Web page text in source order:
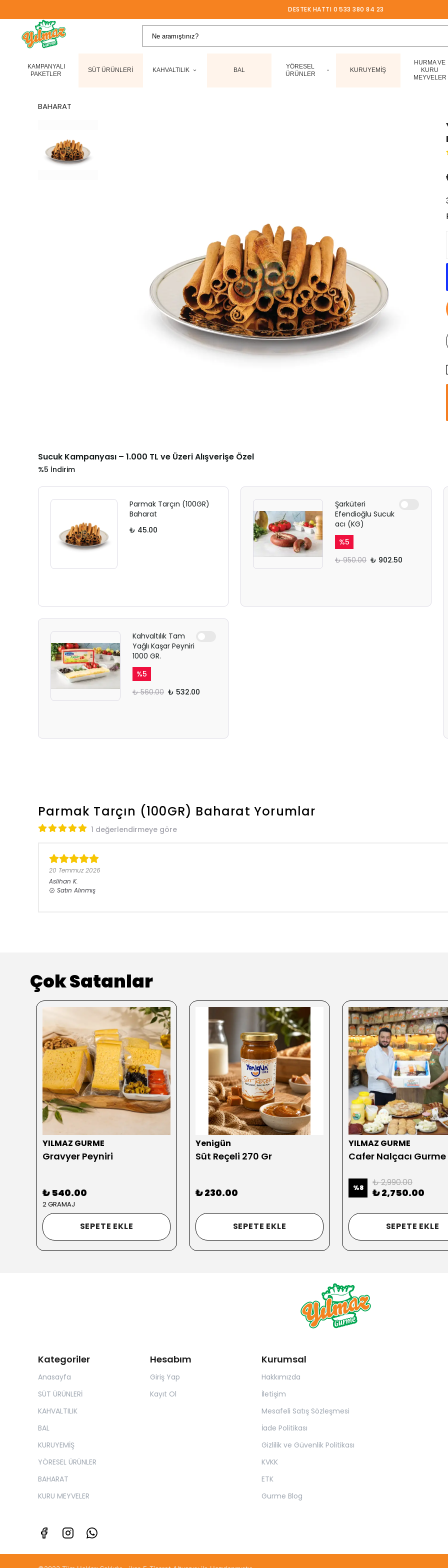
DESTEK HATTI 0 533 380 84 23
KAMPANYALI
PAKETLER
SÜT ÜRÜNLERİ KAHVALTILIK BAL
YÖRESEL
ÜRÜNLER
KURUYEMİŞ
HURMA VE
KURU
MEYVELER
BAHARAT
Sucuk Kampanyası – 1.000 TL ve Üzeri Alışverişe Özel
%5 İndirim
Parmak Tarçın (100GR)
Baharat
₺ 45.00
Şarküteri
Efendioğlu Sucuk
acı (KG)
%5
₺ 950.00 ₺ 902.50
Kahvaltılık Tam
Yağlı Kaşar Peyniri
1000 GR.
%5
₺ 560.00 ₺ 532.00
Parmak Tarçın (100GR) Baharat Yorumlar
1 değerlendirmeye göre
20 Temmuz 2026
Aslihan K.
Satın Alınmış
Çok Satanlar
YILMAZ GURME
Gravyer Peyniri
₺ 540.00
2 GRAMAJ
SEPETE EKLE
Yenigün
Süt Reçeli 270 Gr
₺ 230.00
SEPETE EKLE
YILMAZ GURME
Cafer Nalçacı
%8 ₺ 2,990.00
₺ 2,750.00
SEPETE EKLE
Kategoriler
Anasayfa
SÜT ÜRÜNLERİ
KAHVALTILIK
BAL
KURUYEMİŞ
YÖRESEL ÜRÜNLER
BAHARAT
KURU MEYVELER
Hesabım
Giriş Yap
Kayıt Ol
Kurumsal
Hakkımızda
İletişim
Mesafeli Satış Sözleşmesi
İade Politikası
Gizlilik ve Güvenlik Politikası
KVKK
ETK
Gurme Blog